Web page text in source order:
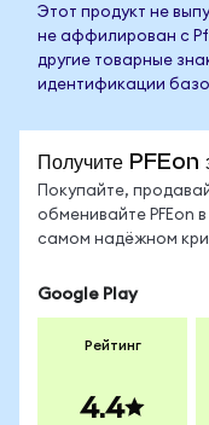
Этот продукт не
не аффилирован с
другие товарные
идентификации
Получите PFEon
Покупайте,
обменивайте PFEon
самом надёжном
Google Play
Рейтинг
4.4